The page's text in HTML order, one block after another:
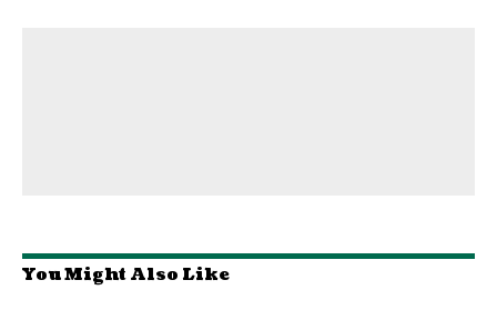
You Might Also Like